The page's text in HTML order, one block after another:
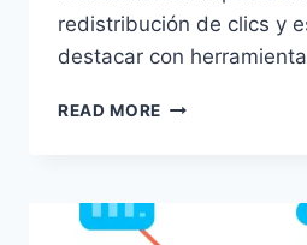
redistribución de clics y
destacar con
READ MORE RECUPERACIÓN